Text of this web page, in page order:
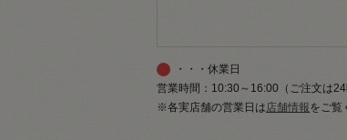
・・・休業日
営業時間：10:30～16:00（ご注文は24
※各実店舗の営業日は店舗情報をご覧